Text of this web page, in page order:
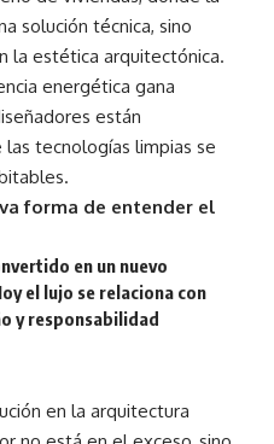
solución técnica, sino
la estética arquitectónica.
energética gana
están
tecnologías limpias se
forma de entender el
en un nuevo
el lujo se relaciona con
y responsabilidad
en la arquitectura